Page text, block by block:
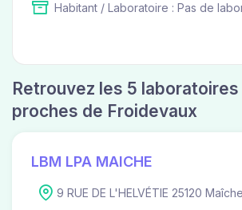
Habitant / Laboratoire : Pas de
Retrouvez les 5
proches de Froidevaux
LBM LPA MAICHE
9 RUE DE L'HELVÉTIE 25120 Maîche